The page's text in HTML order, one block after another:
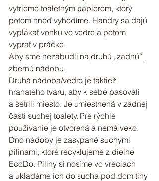
vytrieme toaletným papierom, ktorý
potom hneď vyhodíme. Handry sa dajú
vyplákať vonku vo vedre a potom
vyprať v práčke.
Aby sme nezabudli na druhú „zadnú“
zbernú nádobu.
Druhá nádoba/vedro je taktiež
hranatého tvaru, aby k sebe pasovali
a šetrili miesto. Je umiestnená v zadnej
časti suchej toalety. Pre rýchle
používanie je otvorená a nemá veko.
Dno nádoby je zasypané suchými
pilinami, ktoré recyklujeme z dielne
EcoDo. Piliny si nosíme vo vreciach
a ukladáme ich do sucha pod dom tiny